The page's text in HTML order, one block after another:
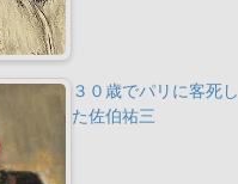
３０歳でパリに客死し
た佐伯祐三